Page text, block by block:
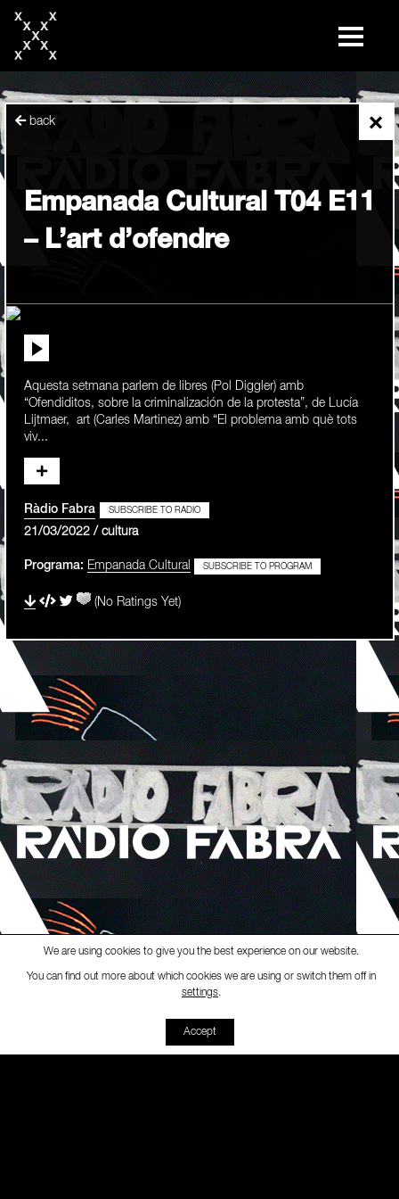
content
×
back
Empanada Cultural T04 E11
– L’art d’ofendre
Aquesta setmana parlem de libres (Pol Diggler) amb
“Ofendiditos, sobre la criminalización de la protesta”, de Lucía
Lijtmaer, art (Carles Martinez) amb “El problema amb què tots
viv...
Ràdio Fabra SUBSCRIBE TO RADIO
21/03/2022 / cultura
Programa: Empanada Cultural SUBSCRIBE TO PROGRAM
(No Ratings Yet)
Ràdio Fabra - [Empanada Cultural]
We are using cookies to give you the best experience on our website.
You can find out more about which cookies we are using or switch them off in
settings.
Accept